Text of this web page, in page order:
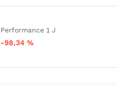
Performance 1 J
-98,34 %